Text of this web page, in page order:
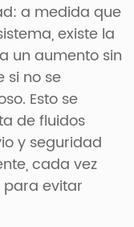
a medida que
existe la
un aumento sin
si no se
Esto se
de fluidos
y seguridad
cada vez
para evitar